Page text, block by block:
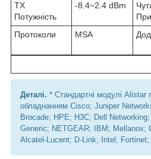
TX
Потужність
-8.4~2.4 dBm
Протоколи MSA
Деталі. * Стандартні модулі Alistar
обладнанням Cisco; Juniper
Brocade; HPE; H3C; Dell
Generic; NETGEAR; IBM; Mellanox;
Alcatel-Lucent; D-Link; Intel;